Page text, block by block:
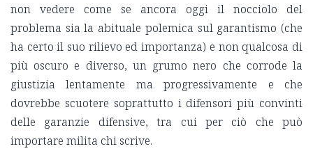
non vedere come se ancora oggi il nocciolo del
problema sia la abituale polemica sul garantismo (che
ha certo il suo rilievo ed importanza) e non qualcosa di
più oscuro e diverso, un grumo nero che corrode la
giustizia lentamente ma progressivamente e che
dovrebbe scuotere soprattutto i difensori più convinti
delle garanzie difensive, tra cui per ciò che può
importare milita chi scrive.